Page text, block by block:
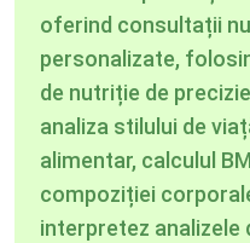
oferind consultații
personalizate,
de nutriție de
analiza stilului de
alimentar, calculul
compoziției
interpretez analizele